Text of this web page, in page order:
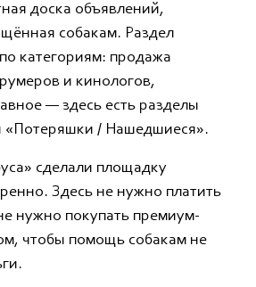
доска объявлений,
собакам. Раздел
категориям: продажа
и кинологов,
— здесь есть разделы
«Потеряшки / Нашедшиеся».
сделали площадку
Здесь не нужно платить
нужно покупать премиум-
чтобы помощь собакам не